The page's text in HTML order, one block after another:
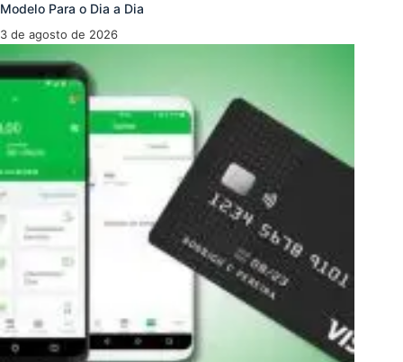
Modelo Para o Dia a Dia
3 de agosto de 2026